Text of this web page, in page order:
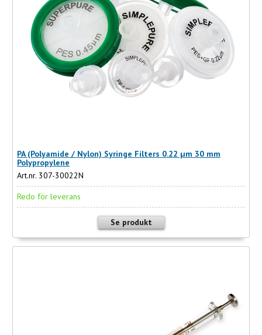
PA (Polyamide / Nylon) Syringe Filters 0.22 µm 30 mm
Polypropylene
Art.nr. 307-30022N
Redo för leverans
Se produkt